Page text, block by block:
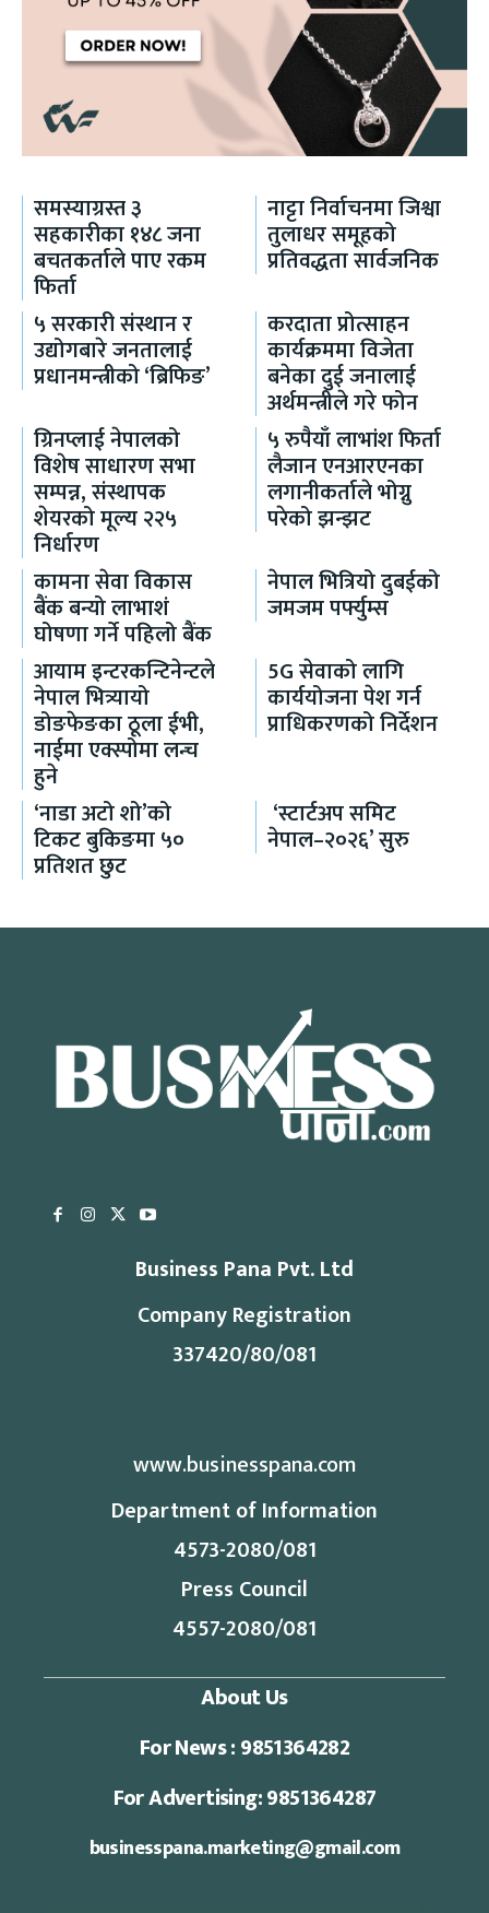
समस्याग्रस्त ३
सहकारीका १४८ जना
बचतकर्ताले पाए रकम
फिर्ता
नाट्टा निर्वाचनमा जिश्वा
तुलाधर समूहको
प्रतिवद्धता सार्वजनिक
५ सरकारी संस्थान र
उद्योगबारे जनतालाई
प्रधानमन्त्रीको ‘ब्रिफिङ’
करदाता प्रोत्साहन
कार्यक्रममा विजेता
बनेका दुई जनालाई
अर्थमन्त्रीले गरे फोन
ग्रिनप्लाई नेपालको
विशेष साधारण सभा
सम्पन्न, संस्थापक
शेयरको मूल्य २२५
निर्धारण
५ रुपैयाँ लाभांश फिर्ता
लैजान एनआरएनका
लगानीकर्ताले भोग्नु
परेको झन्झट
कामना सेवा विकास
बैंक बन्यो लाभाशं
घोषणा गर्ने पहिलो बैंक
नेपाल भित्रियो दुबईको
जमजम पर्फ्युम्स
आयाम इन्टरकन्टिनेन्टले
नेपाल भित्र्यायो
डोङफेङका ठूला ईभी,
नाईमा एक्स्पोमा लन्च
हुने
5G सेवाको लागि
कार्ययोजना पेश गर्न
प्राधिकरणको निर्देशन
‘नाडा अटो शो’को
टिकट बुकिङमा ५०
प्रतिशत छुट
‘स्टार्टअप समिट
नेपाल–२०२६’ सुरु
Business Pana Pvt. Ltd
Company Registration
337420/80/081
www.businesspana.com
Department of Information
4573-2080/081
Press Council
4557-2080/081
About Us
For News : 9851364282
For Advertising: 9851364287
businesspana.marketing@gmail.com